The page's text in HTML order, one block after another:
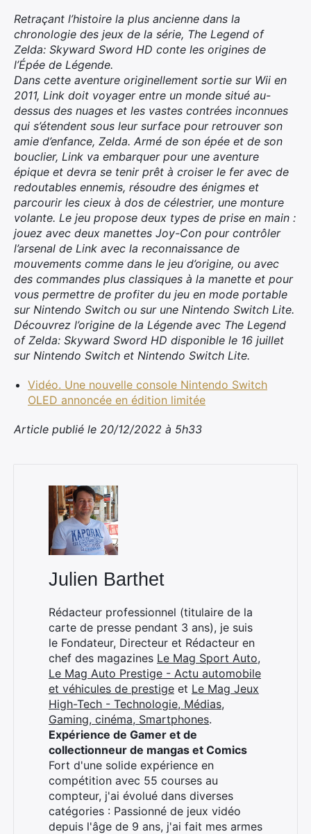
Retraçant l’histoire la plus ancienne dans la
chronologie des jeux de la série, The Legend of
Zelda: Skyward Sword HD conte les origines de
l’Épée de Légende.
Dans cette aventure originellement sortie sur Wii en
2011, Link doit voyager entre un monde situé au-
dessus des nuages et les vastes contrées inconnues
qui s’étendent sous leur surface pour retrouver son
amie d’enfance, Zelda. Armé de son épée et de son
bouclier, Link va embarquer pour une aventure
épique et devra se tenir prêt à croiser le fer avec de
redoutables ennemis, résoudre des énigmes et
parcourir les cieux à dos de célestrier, une monture
volante. Le jeu propose deux types de prise en main :
jouez avec deux manettes Joy-Con pour contrôler
l’arsenal de Link avec la reconnaissance de
mouvements comme dans le jeu d’origine, ou avec
des commandes plus classiques à la manette et pour
vous permettre de profiter du jeu en mode portable
sur Nintendo Switch ou sur une Nintendo Switch Lite.
Découvrez l’origine de la Légende avec The Legend
of Zelda: Skyward Sword HD disponible le 16 juillet
sur Nintendo Switch et Nintendo Switch Lite.
Vidéo. Une nouvelle console Nintendo Switch
OLED annoncée en édition limitée
Article publié le 20/12/2022 à 5h33
Julien Barthet
Rédacteur professionnel (titulaire de la
carte de presse pendant 3 ans), je suis
le Fondateur, Directeur et Rédacteur en
chef des magazines Le Mag Sport Auto,
Le Mag Auto Prestige - Actu automobile
et véhicules de prestige et Le Mag Jeux
High-Tech - Technologie, Médias,
Gaming, cinéma, Smartphones.
Expérience de Gamer et de
collectionneur de mangas et Comics
Fort d'une solide expérience en
compétition avec 55 courses au
compteur, j'ai évolué dans diverses
catégories : Passionné de jeux vidéo
depuis l'âge de 9 ans, j'ai fait mes armes
Rechercher